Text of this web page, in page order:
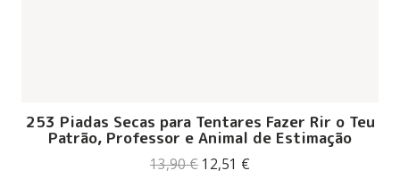
253 Piadas Secas para Tentares Fazer Rir o Teu
Patrão, Professor e Animal de Estimação
13,90€ O
12,51 €